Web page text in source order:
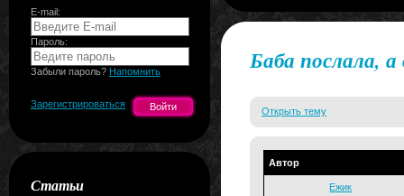
E-mail:
Пароль:
Забыли пароль? Напомнить
Зарегистрироваться
Статьи
Баба послала, а
Открыть тему
Автор
Ежик